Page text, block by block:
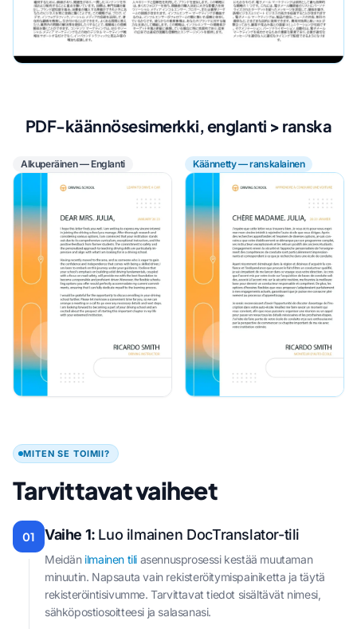
PDF-käännösesimerkki, englanti > ranska
Alkuperäinen — Englanti Käännetty — ranskalainen
MITEN SE TOIMII?
Tarvittavat vaiheet
01 Vaihe 1: Luo ilmainen DocTranslator-tili
Meidän ilmainen tili asennusprosessi kestää muutaman
minuutin. Napsauta vain rekisteröitymispainiketta ja täytä
rekisteröintisivumme. Tarvittavat tiedot sisältävät nimesi,
sähköpostiosoitteesi ja salasanasi.